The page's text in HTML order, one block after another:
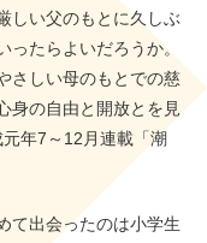
しい父のもとに久しぶ
ったらよいだろうか。
さしい母のもとでの慈
身の自由と開放とを見
年7～12月連載「潮
て出会ったのは小学生